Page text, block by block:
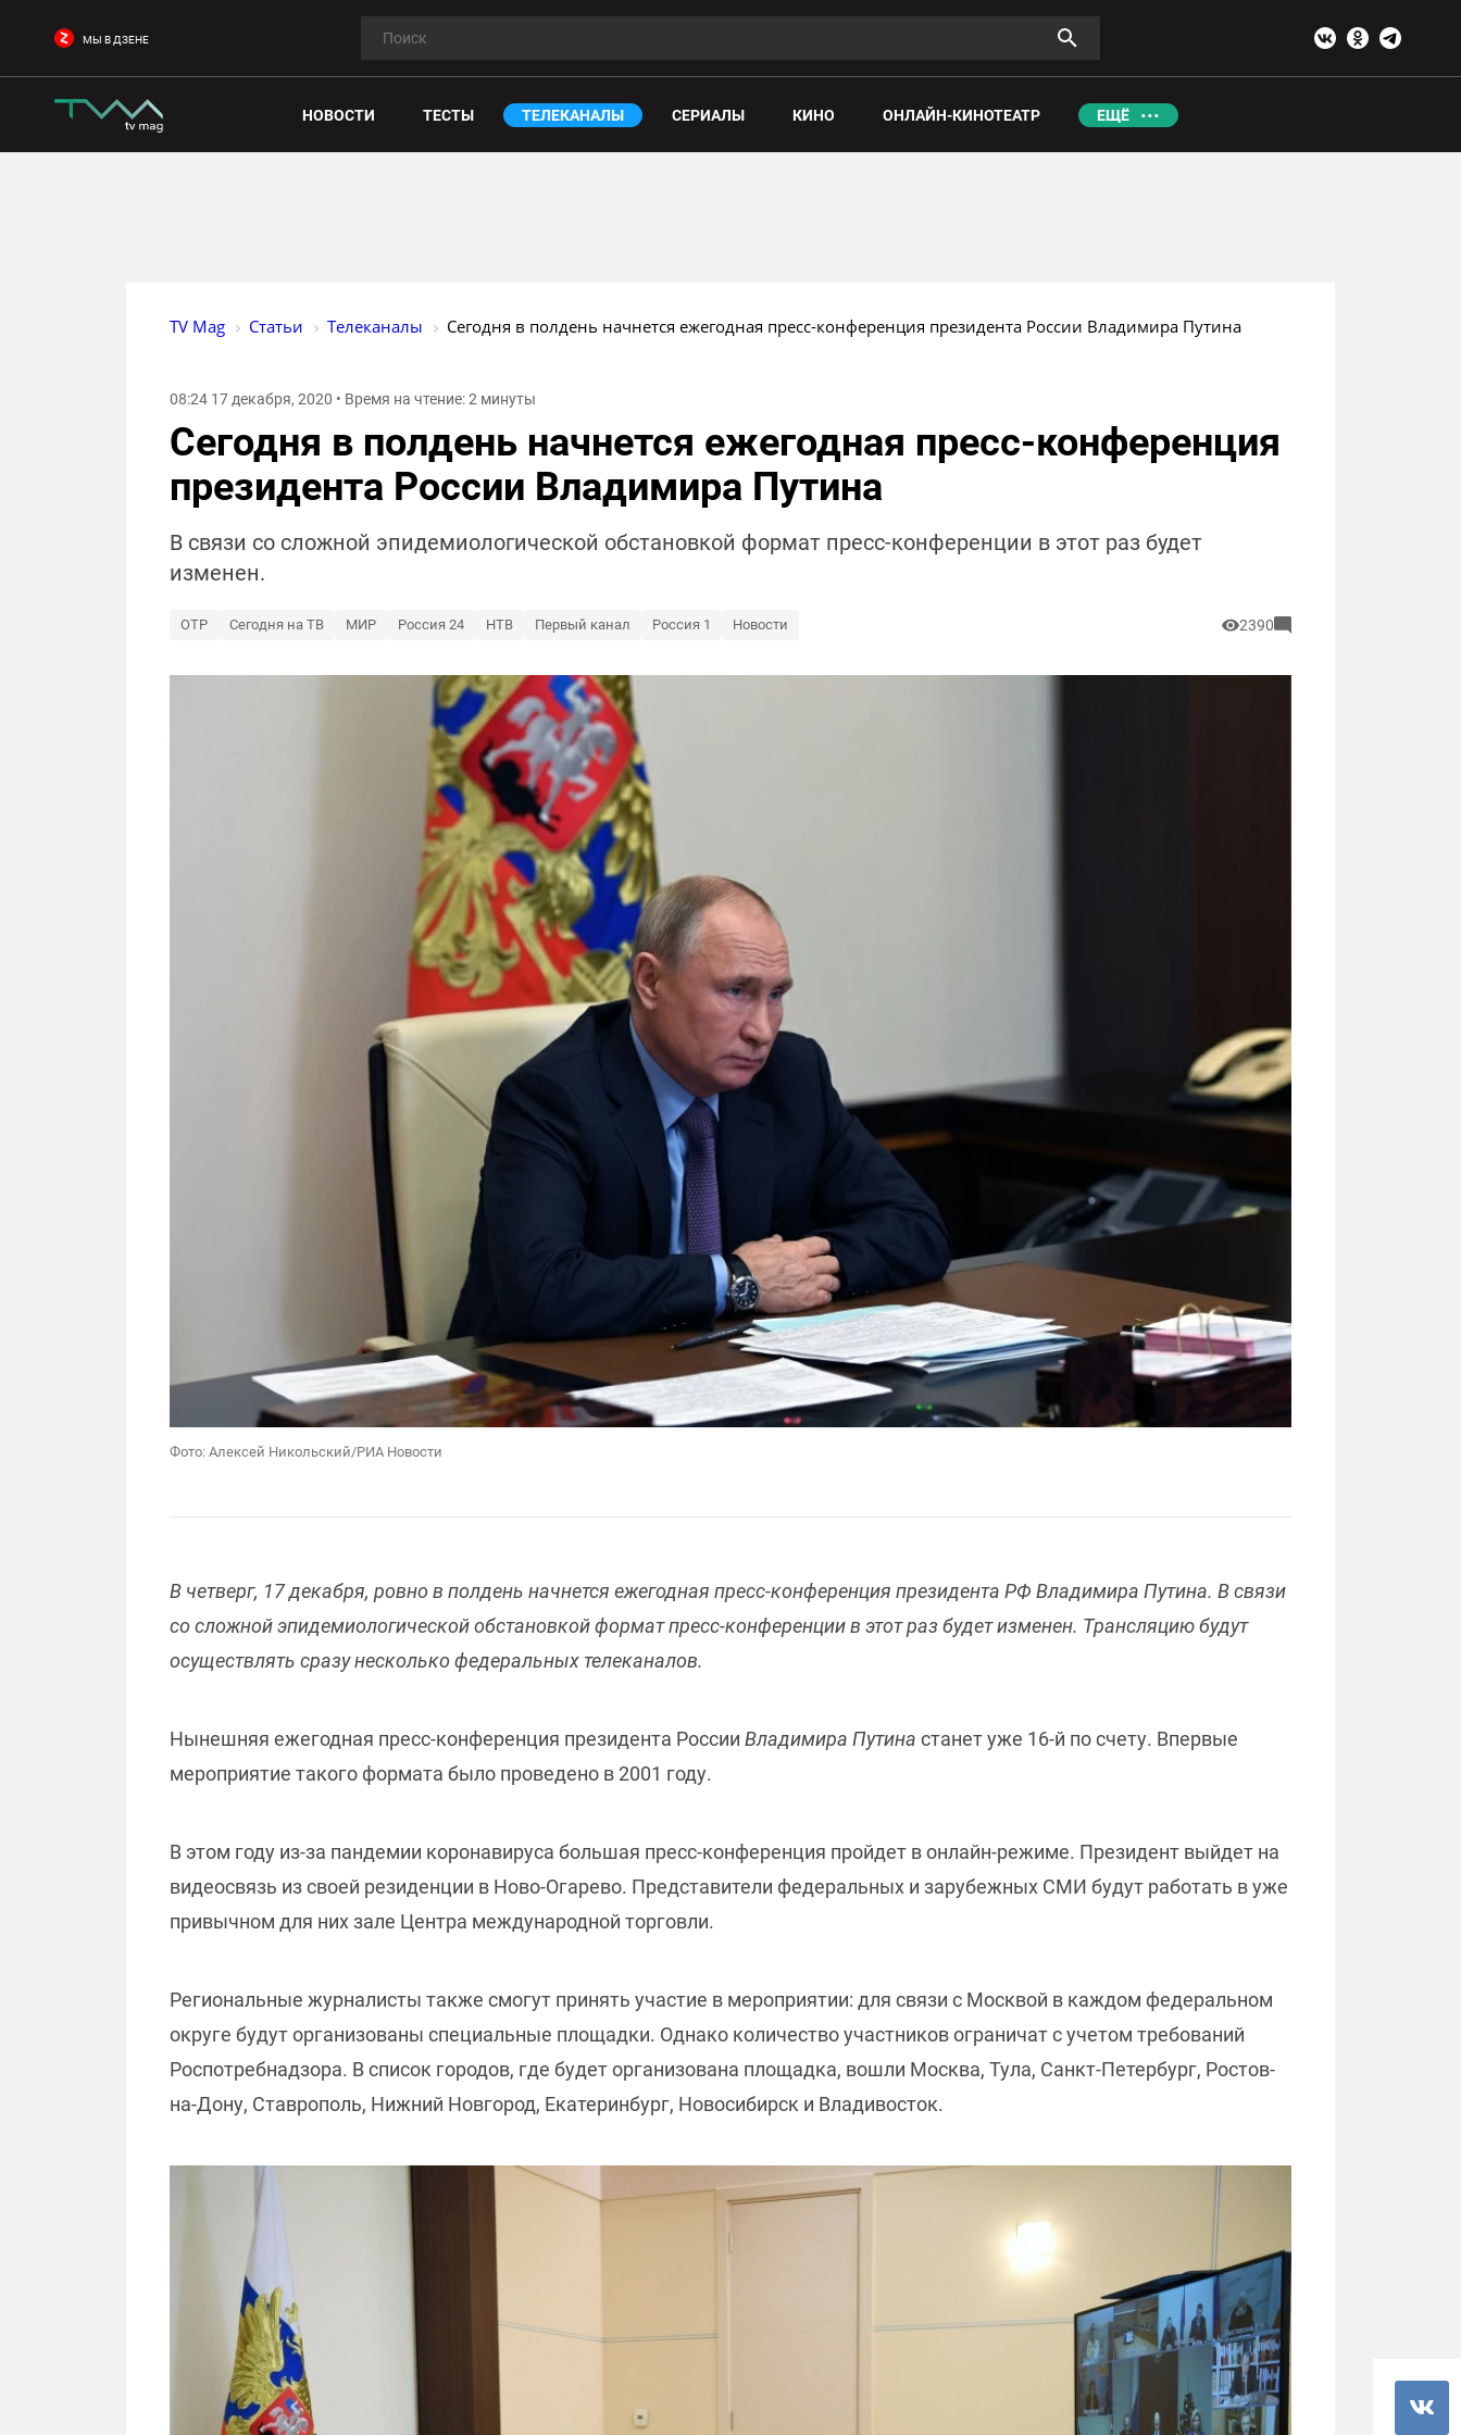
МЫ В ДЗЕНЕ
НОВОСТИ ТЕСТЫ ТЕЛЕКАНАЛЫ СЕРИАЛЫ КИНО ОНЛАЙН-КИНОТЕАТР ЕЩЁ
TV Mag Статьи Телеканалы Сегодня в полдень начнется ежегодная пресс-конференция президента России Владимира Путина
08:24 17 декабря, 2020 • Время на чтение: 2 минуты
Сегодня в полдень начнется ежегодная пресс-конференция
президента России Владимира Путина
В связи со сложной эпидемиологической обстановкой формат пресс-конференции в этот раз будет
изменен.
ОТР Сегодня на ТВ МИР Россия 24 НТВ Первый канал Россия 1 Новости 2390
Фото: Алексей Никольский/РИА Новости
В четверг, 17 декабря, ровно в полдень начнется ежегодная пресс-конференция президента РФ Владимира Путина. В связи
со сложной эпидемиологической обстановкой формат пресс-конференции в этот раз будет изменен. Трансляцию будут
осуществлять сразу несколько федеральных телеканалов.
Нынешняя ежегодная пресс-конференция президента России Владимира Путина станет уже 16-й по счету. Впервые
мероприятие такого формата было проведено в 2001 году.
В этом году из-за пандемии коронавируса большая пресс-конференция пройдет в онлайн-режиме. Президент выйдет на
видеосвязь из своей резиденции в Ново-Огарево. Представители федеральных и зарубежных СМИ будут работать в уже
привычном для них зале Центра международной торговли.
Региональные журналисты также смогут принять участие в мероприятии: для связи с Москвой в каждом федеральном
округе будут организованы специальные площадки. Однако количество участников ограничат с учетом требований
Роспотребнадзора. В список городов, где будет организована площадка, вошли Москва, Тула, Санкт-Петербург, Ростов-
на-Дону, Ставрополь, Нижний Новгород, Екатеринбург, Новосибирск и Владивосток.